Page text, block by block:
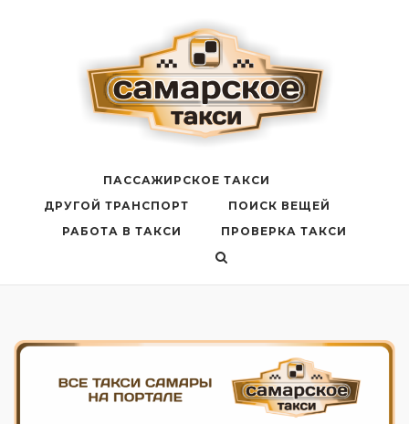
ПАССАЖИРСКОЕ ТАКСИ
ДРУГОЙ ТРАНСПОРТ
ПОИСК ВЕЩЕЙ
РАБОТА В ТАКСИ
ПРОВЕРКА ТАКСИ